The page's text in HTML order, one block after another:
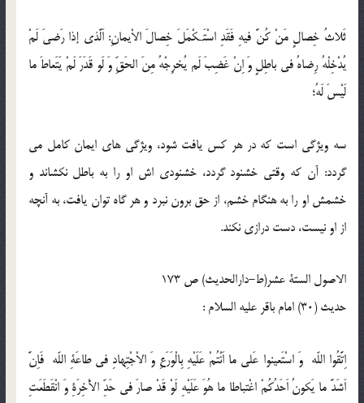
ثَلاثُ خِصالٍ مَنْ كُنَّ فيهِ فَقَدِ اسْتَـكْمَلَ خِصالَ الاْيمانِ: اَلَّذى إذا رَضىَ لَمْ
يُدْخِلْهُ رِضاهُ فى باطِلٍ وَ اِنْ غَضِبَ لَم يُخرِجْهُ مِنَ الحَقِّ وَ لَو قَدَرَ لَمْ يَتَعاطَ ما
لَيْسَ لَهُ؛
سه ويژگى است كه در هر كس يافت شود، ويژگى هاى ايمان كامل مى
گردد: آن كه وقتى خشنود گردد، خشنودى اش او را به باطل نكشاند و
خشمش او را به هنگام خشم، از حق برون نبرد و هر گاه توان يافت، به آنچه
از او نيست، دست درازى نكند.
الاصول الستة عشر(ط-دارالحدیث) ص 173
حدیث (30) امام باقر عليه السلام :
اِتَّقُوا اللّه وَ اسْتَعينوا عَلى ما اَنْتُمْ عَلَيْهِ بِالْوَرَعِ وَ الاْجْتِهادِ فى طاعَةِ اللّه فَاِنَّ
اَشَدَّ ما يَكونُ اَحَدُكُمْ اغْتباطا ما هُوَ عَلَيْهِ لَوْ قَدْ صارَ فى حَدِّ الآْخِرَةِ وَ انْقَطَعَتِ